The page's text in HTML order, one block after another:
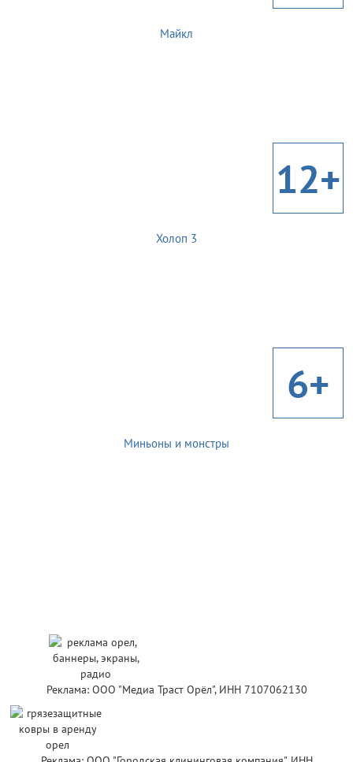
Майкл
12+
Холоп 3
6+
Миньоны и монстры
Реклама: ООО "Медиа Траст Орёл", ИНН 7107062130